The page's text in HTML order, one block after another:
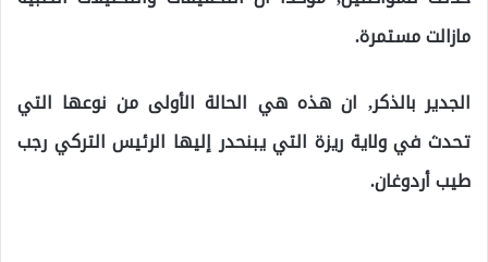
مازالت مستمرة.
الجدير بالذكر, ان هذه هي الحالة الأولى من نوعها التي
تحدث في ولاية ريزة التي يبنحدر إليها الرئيس التركي رجب
طيب أردوغان.